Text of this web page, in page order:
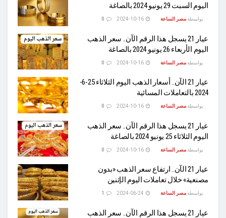
اليوم السبت 29 يونيو 2024 بالصاغة
بواسطة مصر الساعة
عيار 21 يسجل هذا الرقم الآن.. سعر الذهب
اليوم الأربعاء 26 يونيو 2024 بالصاغة
بواسطة مصر الساعة
عيار 21 الآن.. أسعار الذهب اليوم الثلاثاء 25-6-
2024 بالتعاملات المسائية
بواسطة مصر الساعة
عيار 21 يسجل هذا الرقم الآن.. سعر الذهب
اليوم الثلاثاء 25 يونيو 2024 بالصاغة
بواسطة مصر الساعة
عيار 21 الآن.. ارتفاع سعر الذهب «بدون
مصنعية» خلال تعاملات اليوم الإثنين
بواسطة مصر الساعة
عيار 21 يسجل هذا الرقم الآن.. سعر الذهب